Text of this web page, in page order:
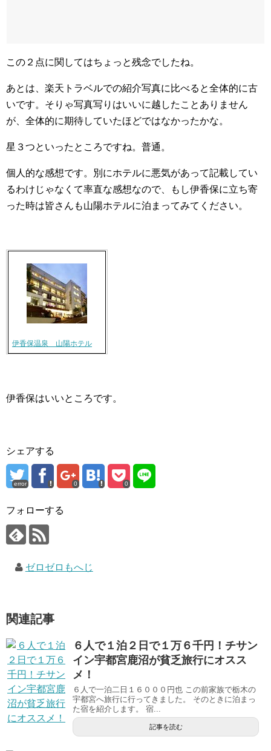
この２点に関してはちょっと残念でしたね。
あとは、楽天トラベルでの紹介写真に比べると全体的に古
いです。そりゃ写真写りはいいに越したことありません
が、全体的に期待していたほどではなかったかな。
星３つといったところですね。普通。
個人的な感想です。別にホテルに悪気があって記載してい
るわけじゃなくて率直な感想なので、もし伊香保に立ち寄
った時は皆さんも山陽ホテルに泊まってみてください。
伊香保温泉 山陽ホテル
伊香保はいいところです。
シェアする
error 0 0
フォローする
ゼロゼロもへじ
関連記事
６人で１泊２日で１万６千円！チサン
イン宇都宮鹿沼が貧乏旅行にオスス
メ！
６人で一泊二日１６０００円也 この前家族で栃木の
宇都宮へ旅行に行ってきました。 そのときに泊まっ
た宿を紹介します。 宿...
記事を読む